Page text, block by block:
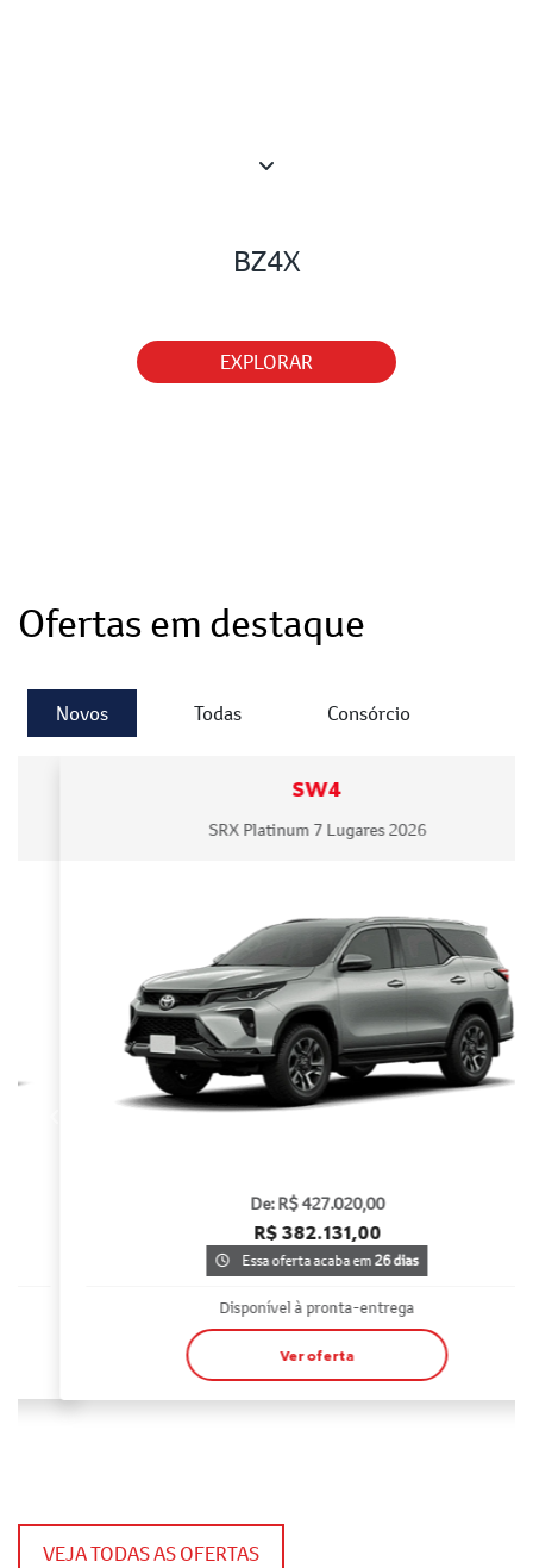
BZ4X
EXPLORAR
Ofertas em destaque
Novos Todas Consórcio
SRX Platinum 7 Lugares 2026
De: R$ 427.020,00
R$ 382.131,00
Essa oferta acaba em26 dias
Disponível à pronta-entrega
Ver oferta
VEJA TODAS AS OFERTAS